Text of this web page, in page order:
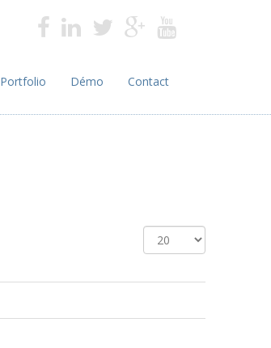
Portfolio Démo Contact
Affichage #